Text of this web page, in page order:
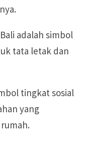
adalah simbol
tata letak dan
tingkat sosial
yang